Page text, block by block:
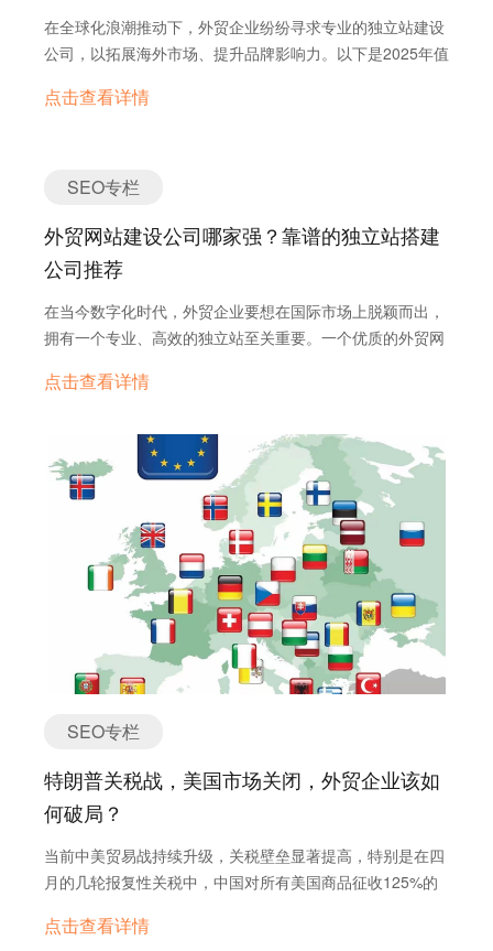
透明的工作流程以及注重投资回报率（ROI）的方法而受到
客户的高度评价。 5. Boostability（美国） Boostability是
一家专注于中小企业的SEO服务公司，提供全面的网络营销
斗的市场策略守护着客户的品牌价值。他们在SEO和SEM领
域始终走在前列，运用专利技术和被证实有效的策略为客户
服务。 7. Big Leap（美国） Big Leap是一家位于美国的
知名SEO服务公司，以“人本精度营销”为理念，提供多元化
的SEO策略。他们的专业领域包括关键词优化、回链策略、
本地搜索优化以及内容营销等。 8. Sure Oak（美国）
市场策略见长。他们特别擅长进行全面的SEO优化，包括站
名。 9. SeoProfy（美国） SeoProfy是一家以用户为中心
的SEO服务提供商，专注于将SEO与其他在线营销策略结
合，全面提升客户的网站在线可见性和目标流量。他们整合
了在关键词分析、链接建设、本地SEO、内容营销和社会媒
体优化等方面的专门知识。 10. Ignite Visibility（美国）…
在全球化浪潮推动下，外贸企业纷纷寻求专业的独立站建设
公司，以拓展海外市场、提升品牌影响力。以下是2025年值
2025年十大外贸独立站建设公司推荐 1. CSS
盖PHP和Node.js等后端技术，ReactJS和AngularJS等前端
电子商务平台进行开发。拥有超过12年的经验，成功交付了
9,000多个项目，客户保留率高达97%。 2. F5 Studio（乌
造融合美学与功能设计的定制商业网站。其专家团队利用最
新的前端和后端框架，构建响应式和以用户为中心的网站。
该机构在资源分配方面采用敏捷方法，并通过严格的测试协
议确保最高质量的结果。 3. Polcode（波兰） Polcode是
特定需求。其服务包括使用各种技术栈进行开发，确保网站
的功能性和可扩展性。Polcode的专业团队致力于为客户提
供高质量的开发服务，帮助企业在数字领域取得成功。
4. HTML Panda（美国） HTML Panda是一家总部位于波
士顿的敏捷网站开发公司，专注于提供高质量的前端和后端
开发服务。其专业领域涵盖HTML5、CSS3、JavaScript等
前端技术，以及PHP、Laravel等后端框架。HTML Panda
致力于为客户打造功能强大、用户友好的网站，帮助企业在
数字领域取得成功。 5. Upqode（美国） Upqode是一家
总部位于纳什维尔的WordPress网站开发公司，专注于为客
WordPress主题开发、插件开发、网站优化等服务。
Upqode致力于为客户打造功能强大、用户友好的网站，帮
助企业在数字领域取得成功。 6. Lounge Lizard（美国）
Lounge Lizard是一家总部位于纽约的转化率优化网站开发
公司，专注于为客户提供高质量的定制网站解决方案。其专
业领域涵盖网站设计、用户体验优化、搜索引擎优化等服
的网站，帮助企业在数字领域取得成功。 7. Huemor（美
点击查看详情
SEO专栏
外贸网站建设公司哪家强？靠谱的独立站搭建
公司推荐
在当今数字化时代，外贸企业要想在国际市场上脱颖而出，
拥有一个专业、高效的独立站至关重要。一个优质的外贸网
提升品牌影响力的关键工具。然而，选择一家靠谱的外贸网
建公司，供您参考： 外贸网站建设公司推荐 1. YouFind
Digital Ltd.（英国） YouFind Digital Ltd.专注于为外贸企
业提供全方位的网站建设服务，涵盖多语言支持、响应式设
计、SEO优化以及24/7技术支持。其网站建设遵循Google
搜索引擎的SEO标准，融合西方用户的审美，开发了数千个
精美的功能模块，方便客户像搭积木一样快速灵活地组装各
种精美网页。此外，YouFind还提供网站内容布局和展示的
建议，确保访客获得最佳的用户体验，同时实现搜索引擎优
化。 2. Scandiweb（拉脱维亚） Scandiweb是一家专注
于Magento（Adobe Commerce）平台的网络开发和数字战
全球。Scandiweb为主要的电子商务企业提供解决方案，专
务主要围绕Magento，但也包括其他平台（如Shopify、
BigCommerce、Shopware等）的网络开发，以及第三方集
优化、托管、数据分析和安全服务。 3. CSS Chopper（美
国） CSS Chopper是一家提供敏捷网站开发服务的公司，
专注于根据每个项目的规模和范围量身定制解决方案。其专
点击查看详情
SEO专栏
特朗普关税战，美国市场关闭，外贸企业该如
何破局？
当前中美贸易战持续升级，关税壁垒显著提高，特别是在四
月的几轮报复性关税中，中国对所有美国商品征收125%的
何缓和的希望，这种紧张局势导致中美直接贸易成本上升，
点击查看详情